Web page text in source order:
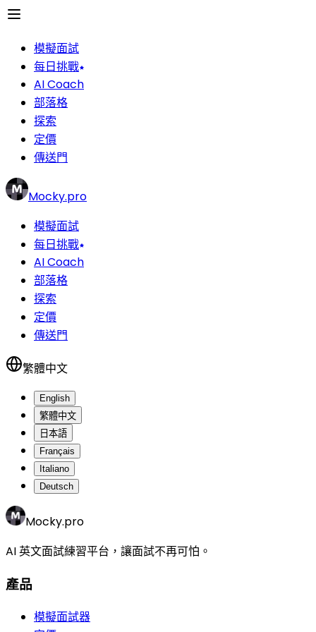
模擬面試
每日挑戰
AI Coach
部落格
探索
定價
傳送門
Mocky.pro
模擬面試
每日挑戰
AI Coach
部落格
探索
定價
傳送門
繁體中文
English
繁體中文
日本語
Français
Italiano
Deutsch
Mocky.pro
AI 英文面試練習平台，讓面試不再可怕。
產品
模擬面試器